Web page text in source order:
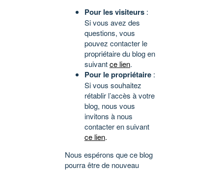
Pour les visiteurs :
Si vous avez des
questions, vous
pouvez contacter le
propriétaire du blog en
suivantce lien.
Pour le propriétaire :
Si vous souhaitez
rétablir l’accès à votre
blog, nous vous
invitons à nous
contacter en suivant
ce lien.
Nous espérons que ce blog
pourra être de nouveau